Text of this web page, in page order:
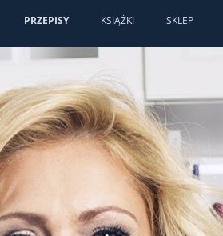
PRZEPISY KSIĄŻKI SKLEP